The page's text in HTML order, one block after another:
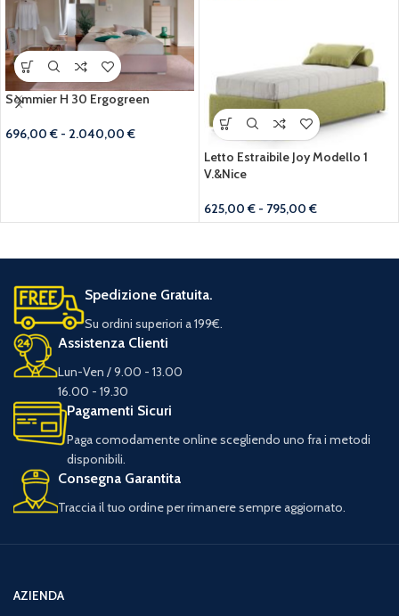
Sommier H 30 Ergogreen
696,00€ - 2.040,00€
Letto Estraibile Joy Modello 1
V.&Nice
625,00€ - 795,00€
Spedizione Gratuita.
Su ordini superiori a 199€.
Assistenza Clienti
Lun-Ven / 9.00 - 13.00
16.00 - 19.30
Pagamenti Sicuri
Paga comodamente online scegliendo uno fra i metodi
disponibili.
Consegna Garantita
Traccia il tuo ordine per rimanere sempre aggiornato.
AZIENDA